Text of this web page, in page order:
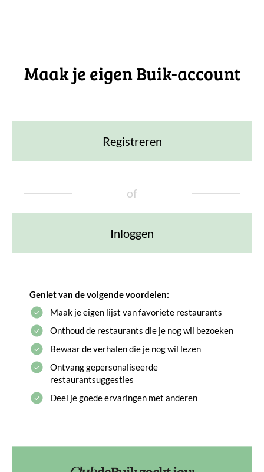
Maak je eigen Buik-account
Registreren
of
Inloggen
Geniet van de volgende voordelen:
Maak je eigen lijst van favoriete restaurants
Onthoud de restaurants die je nog wil bezoeken
Bewaar de verhalen die je nog wil lezen
Ontvang gepersonaliseerde
restaurantsuggesties
Deel je goede ervaringen met anderen